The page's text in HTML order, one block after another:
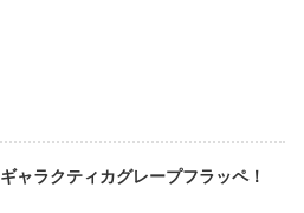
ギャラクティカグレープフラッペ！